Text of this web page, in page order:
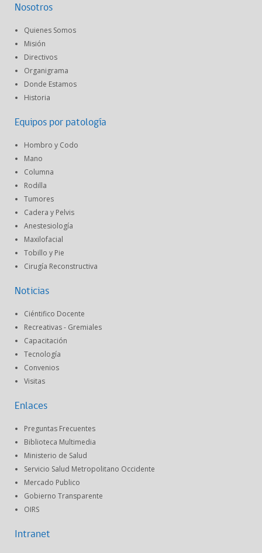
Nosotros
Quienes Somos
Misión
Directivos
Organigrama
Donde Estamos
Historia
Equipos por patología
Hombro y Codo
Mano
Columna
Rodilla
Tumores
Cadera y Pelvis
Anestesiología
Maxilofacial
Tobillo y Pie
Cirugía Reconstructiva
Noticias
Ciéntifico Docente
Recreativas - Gremiales
Capacitación
Tecnología
Convenios
Visitas
Enlaces
Preguntas Frecuentes
Biblioteca Multimedia
Ministerio de Salud
Servicio Salud Metropolitano Occidente
Mercado Publico
Gobierno Transparente
OIRS
Intranet